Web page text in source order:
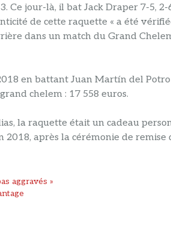
Ce jour-là, il bat Jack Draper 7-5, 2-
de cette raquette « a été
dans un match du Grand
en battant Juan Martín del Potro
chelem : 17 558 euros.
la raquette était un cadeau
2018, après la cérémonie de remise
aggravés »